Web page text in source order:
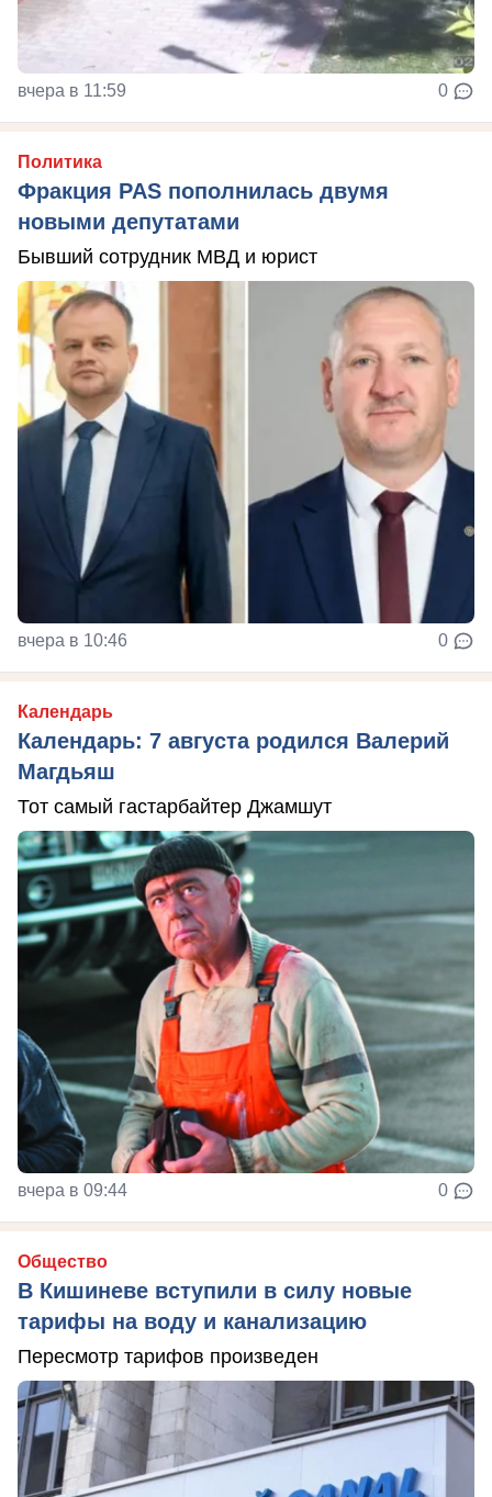
вчера в 11:59 0
Политика
Фракция PAS пополнилась двумя
новыми депутатами
Бывший сотрудник МВД и юрист
вчера в 10:46 0
Календарь
Календарь: 7 августа родился Валерий
Магдьяш
Тот самый гастарбайтер Джамшут
вчера в 09:44 0
Общество
В Кишиневе вступили в силу новые
тарифы на воду и канализацию
Пересмотр тарифов произведен